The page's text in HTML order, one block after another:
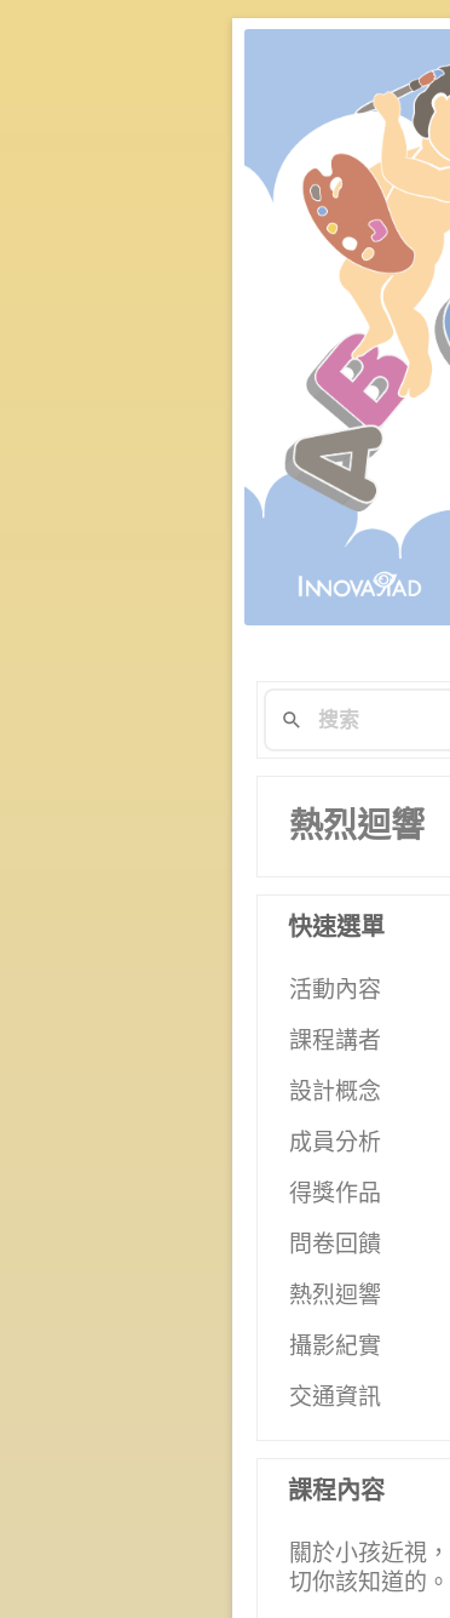
新思惟
從實際的教養經
熱烈迴響
快速選單
活動內容
課程講者
設計概念
成員分析
得獎作品
問卷回饋
熱烈迴響
攝影紀實
交通資訊
課程內容
關於小孩近視
切你該知道的。